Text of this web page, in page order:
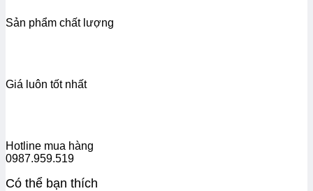
Sản phẩm chất lượng
Giá luôn tốt nhất
Hotline mua hàng
0987.959.519
Có thể bạn thích